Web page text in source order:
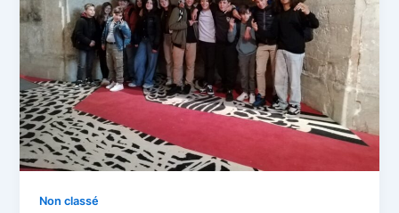
Non classé